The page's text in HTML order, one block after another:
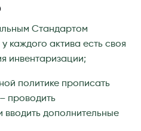
Стандартом
каждого актива есть своя
инвентаризации;
политике прописать
проводить
дополнительные